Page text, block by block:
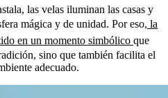
las velas iluminan las casas y
mágica y de unidad. Por eso, la
en un momento simbólico que
sino que también facilita el
adecuado.